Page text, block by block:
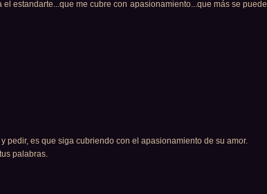
estandarte...que me cubre con apasionamiento...que más se puede
pedir, es que siga cubriendo con el apasionamiento de su amor.
palabras.